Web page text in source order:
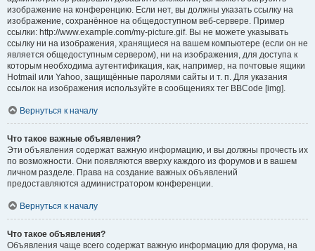
изображение на конференцию. Если нет, вы должны указать ссылку на
изображение, сохранённое на общедоступном веб-сервере. Пример
ссылки: http://www.example.com/my-picture.gif. Вы не можете указывать
ссылку ни на изображения, хранящиеся на вашем компьютере (если он не
является общедоступным сервером), ни на изображения, для доступа к
которым необходима аутентификация, как, например, на почтовые ящики
Hotmail или Yahoo, защищённые паролями сайты и т. п. Для указания
ссылок на изображения используйте в сообщениях тег BBCode [img].
Вернуться к началу
Что такое важные объявления?
Эти объявления содержат важную информацию, и вы должны прочесть их
по возможности. Они появляются вверху каждого из форумов и в вашем
личном разделе. Права на создание важных объявлений
предоставляются администратором конференции.
Вернуться к началу
Что такое объявления?
Объявления чаще всего содержат важную информацию для форума, на